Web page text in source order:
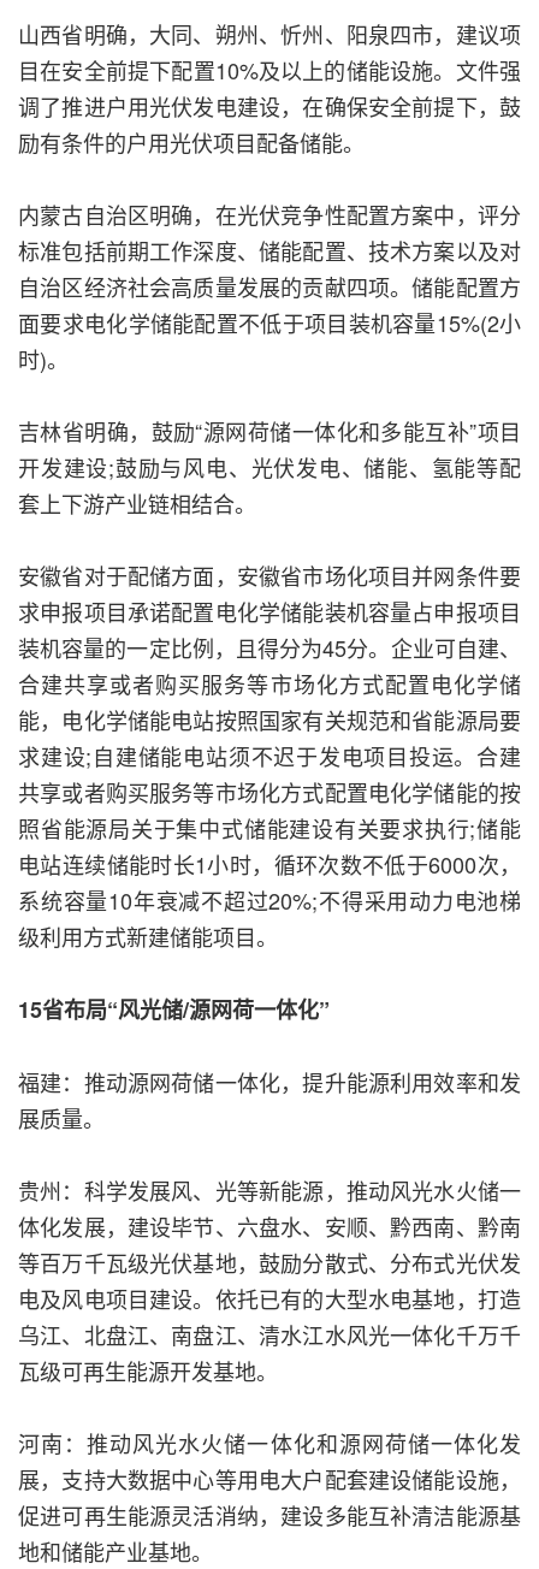
山西省明确，大同、朔州、忻州、阳泉四市，建议项
目在安全前提下配置10%及以上的储能设施。文件强
调了推进户用光伏发电建设，在确保安全前提下，鼓
励有条件的户用光伏项目配备储能。
内蒙古自治区明确，在光伏竞争性配置方案中，评分
标准包括前期工作深度、储能配置、技术方案以及对
自治区经济社会高质量发展的贡献四项。储能配置方
面要求电化学储能配置不低于项目装机容量15%(2小
时)。
吉林省明确，鼓励“源网荷储一体化和多能互补”项目
开发建设;鼓励与风电、光伏发电、储能、氢能等配
套上下游产业链相结合。
安徽省对于配储方面，安徽省市场化项目并网条件要
求申报项目承诺配置电化学储能装机容量占申报项目
装机容量的一定比例，且得分为45分。企业可自建、
合建共享或者购买服务等市场化方式配置电化学储
能，电化学储能电站按照国家有关规范和省能源局要
求建设;自建储能电站须不迟于发电项目投运。合建
共享或者购买服务等市场化方式配置电化学储能的按
照省能源局关于集中式储能建设有关要求执行;储能
电站连续储能时长1小时，循环次数不低于6000次，
系统容量10年衰减不超过20%;不得采用动力电池梯
级利用方式新建储能项目。
15省布局“风光储/源网荷一体化”
福建：推动源网荷储一体化，提升能源利用效率和发
展质量。
贵州：科学发展风、光等新能源，推动风光水火储一
体化发展，建设毕节、六盘水、安顺、黔西南、黔南
等百万千瓦级光伏基地，鼓励分散式、分布式光伏发
电及风电项目建设。依托已有的大型水电基地，打造
乌江、北盘江、南盘江、清水江水风光一体化千万千
瓦级可再生能源开发基地。
河南：推动风光水火储一体化和源网荷储一体化发
展，支持大数据中心等用电大户配套建设储能设施，
促进可再生能源灵活消纳，建设多能互补清洁能源基
地和储能产业基地。